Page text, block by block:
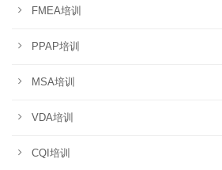
FMEA培训
PPAP培训
MSA培训
VDA培训
CQI培训